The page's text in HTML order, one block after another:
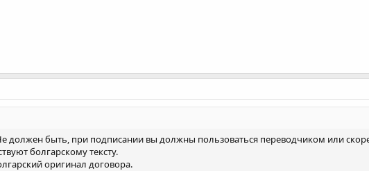
должен быть, при подписании вы должны пользоваться переводчиком или
болгарскому тексту.
оригинал договора.